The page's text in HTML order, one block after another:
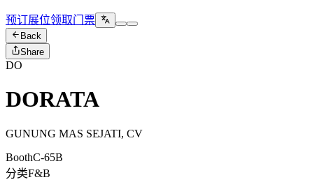
预订展位领取门票
Back
Share
DO
DORATA
GUNUNG MAS SEJATI, CV
BoothC-65B
分类F&B